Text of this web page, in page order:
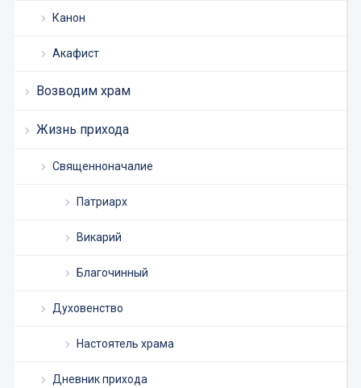
Канон
Акафист
Возводим храм
Жизнь прихода
Священноначалие
Патриарх
Викарий
Благочинный
Духовенство
Настоятель храма
Дневник прихода